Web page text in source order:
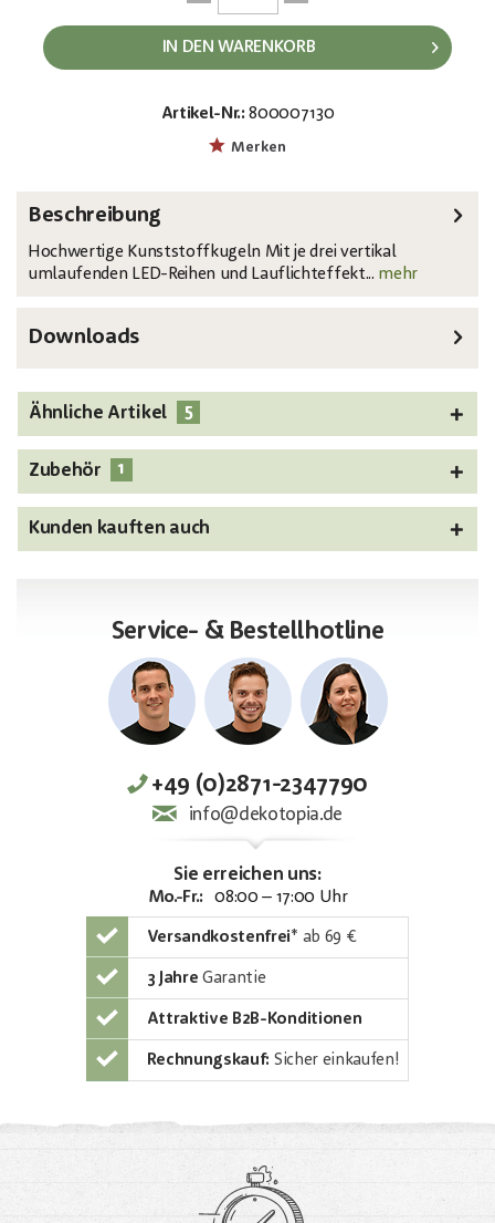
IN DEN WARENKORB
Artikel-Nr.: 800007130
Merken
Beschreibung
Hochwertige Kunststoffkugeln Mit je drei vertikal
umlaufenden LED-Reihen und Lauflichteffekt... mehr
Downloads
Ähnliche Artikel 5
Zubehör 1
Kunden kauften auch
Service- & Bestellhotline
+49 (0)2871-2347790
info@dekotopia.de
Sie erreichen uns:
Mo.-Fr.: 08:00 – 17:00 Uhr
Versandkostenfrei* ab 69 €
3 Jahre Garantie
Attraktive B2B-Konditionen
Rechnungskauf: Sicher einkaufen!